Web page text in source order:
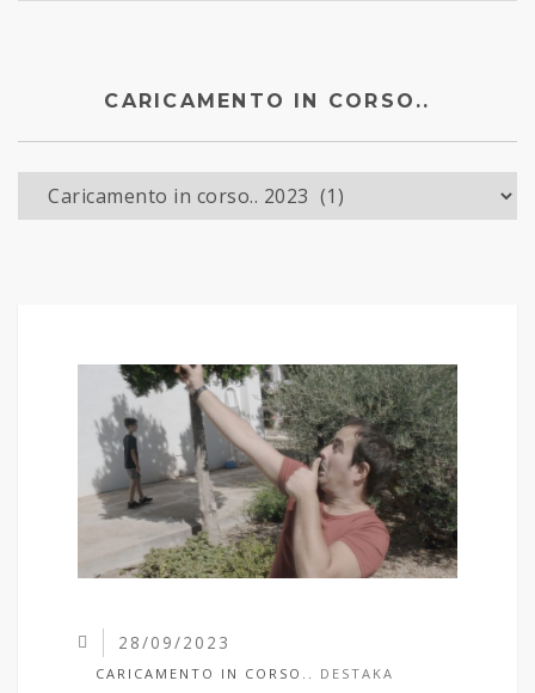
CARICAMENTO IN CORSO..
Caricamento in corso..
28/09/2023
CARICAMENTO IN CORSO.. DESTAKA